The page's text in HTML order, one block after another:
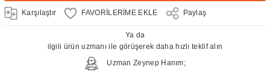
Karşılaştır Paylaş
Ya da
ilgili ürün uzmanı ile görüşerek daha hızlı teklif alın
Uzman Zeynep Hanım;